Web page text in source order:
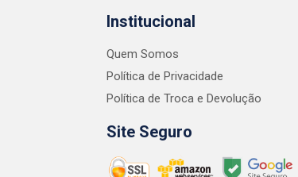
Institucional
Quem Somos
Política de Privacidade
Política de Troca e Devolução
Site Seguro